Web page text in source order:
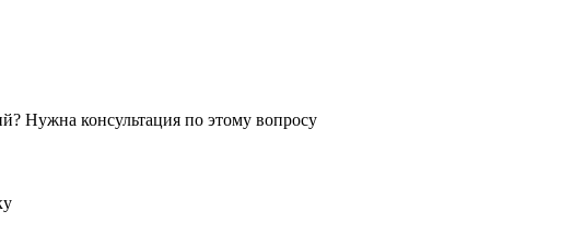
Нужна консультация по этому вопросу